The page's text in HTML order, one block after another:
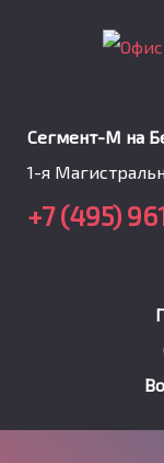
Сегмент-М на
1-я
+7 (495)